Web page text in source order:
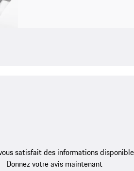
satisfait des informations
Donnez votre avis maintenant